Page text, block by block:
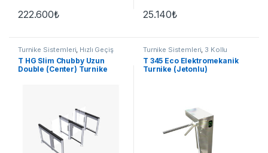
222.600₺ 25.140₺
Turnike Sistemleri Hızlı Geçiş
T HG Slim Chubby Uzun
Double (Center) Turnike
Turnike Sistemleri 3 Kollu
T 345 Eco Elektromekanik
Turnike (Jetonlu)